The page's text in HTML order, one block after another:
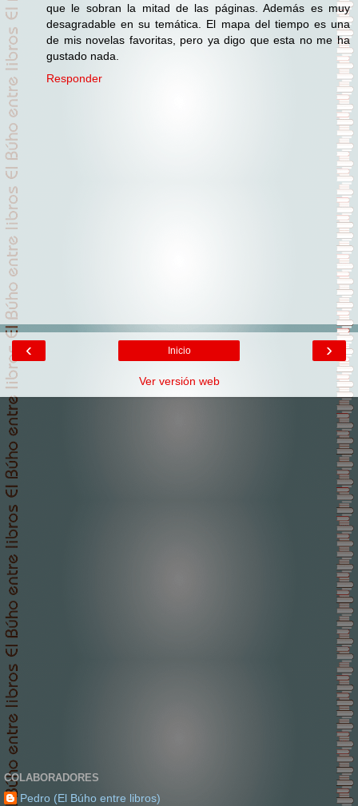
que le sobran la mitad de las páginas. Además es muy
desagradable en su temática. El mapa del tiempo es una
de mis novelas favoritas, pero ya digo que esta no me ha
gustado nada.
Responder
‹ ›
Inicio
Ver versión web
COLABORADORES
Pedro (El Búho entre libros)